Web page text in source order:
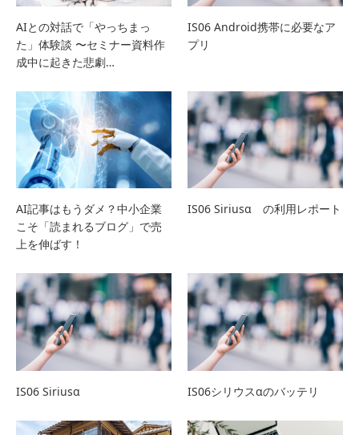
AIとの対話で「やっちまっ
た」体験談 〜セミナー資料作
成中に起きた悲劇…
IS06 Android携帯に必要なア
プリ
AI記事はもうダメ？中小企業
こそ「読まれるブログ」で売
上を伸ばす！
IS06 Siriusα の利用レポート
IS06 Siriusα IS06シリウスαのバッテリ